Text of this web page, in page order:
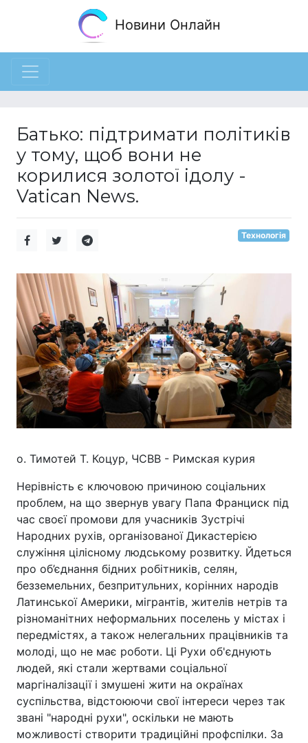
Новини Онлайн
Батько: підтримати політиків
у тому, щоб вони не
корилися золотої ідолу -
Vatican News.
Технологія
о. Тимотей Т. Коцур, ЧСВВ - Римская курия
Нерівність є ключовою причиною соціальних
проблем, на що звернув увагу Папа Франциск під
час своєї промови для учасників Зустрічі
Народних рухів, організованої Дикастерією
служіння цілісному людському розвитку. Йдеться
про об’єднання бідних робітників, селян,
безземельних, безпритульних, корінних народів
Латинської Америки, мігрантів, жителів нетрів та
різноманітних неформальних поселень у містах і
передмістях, а також нелегальних працівників та
молоді, що не має роботи. Ці Рухи об'єднують
людей, які стали жертвами соціальної
маргіналізації і змушені жити на окраїнах
суспільства, відстоюючи свої інтереси через так
звані "народні рухи", оскільки не мають
можливості створити традиційні профспілки. За